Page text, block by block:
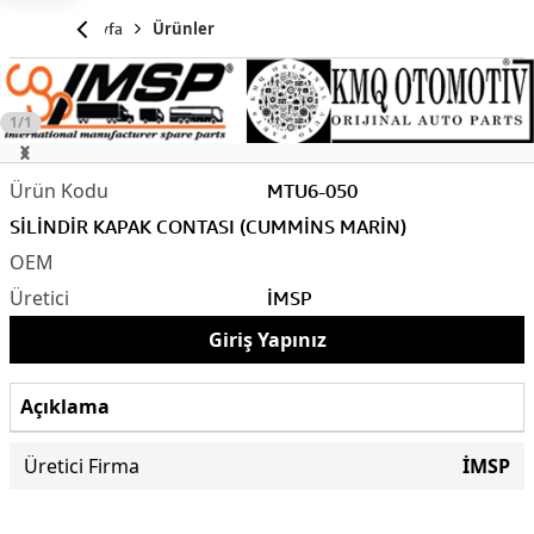
Anasayfa Ürünler
1/1
MTU6-050
SİLİNDİR KAPAK CONTASI (CUMMİNS MARİN)
İMSP
Giriş Yapınız
Açıklama
Üretici Firma İMSP